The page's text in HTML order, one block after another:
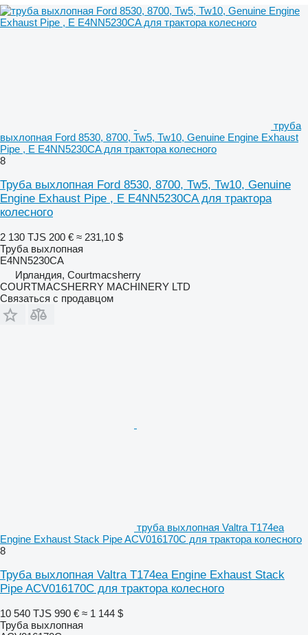
труба
выхлопная Ford 8530, 8700, Tw5, Tw10, Genuine Engine Exhaust
Pipe , E E4NN5230CA для трактора колесного
8
Труба выхлопная Ford 8530, 8700, Tw5, Tw10, Genuine
Engine Exhaust Pipe , E E4NN5230CA для трактора
колесного
2 130 TJS 200 € ≈ 231,10 $
Труба выхлопная
E4NN5230CA
Ирландия, Courtmacsherry
COURTMACSHERRY MACHINERY LTD
Связаться с продавцом
труба выхлопная Valtra T174ea
Engine Exhaust Stack Pipe ACV016170C для трактора колесного
8
Труба выхлопная Valtra T174ea Engine Exhaust Stack
Pipe ACV016170C для трактора колесного
10 540 TJS 990 € ≈ 1 144 $
Труба выхлопная